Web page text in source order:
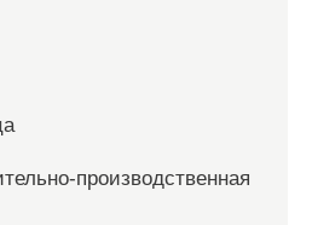
производственная